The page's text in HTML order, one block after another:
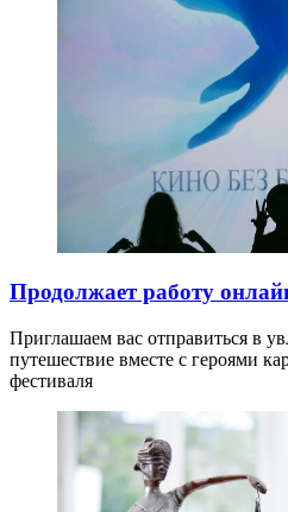
Продолжает работу
Приглашаем вас отправиться в
путешествие вместе с героями
фестиваля